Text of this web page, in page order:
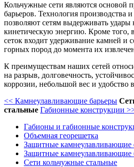
Кольчужные сети являются основой
барьеров. Технология производства
позволяют сетям выдерживать удары
кинетическую энергию. Кроме того,
сеток входит удерживание камней и
горных пород до момента их
К преимуществам наших сетей
на разрыв, долговечность,
коррозии, небольшой вес и удобство
<< Камнеулавливающие барьеры
стальные Габионные конструкции
Габионы и габионные
Объемная георешетка
Защитные камнеулавливающие
Защитные камнеулавливающие
Сети кольчужные стальные